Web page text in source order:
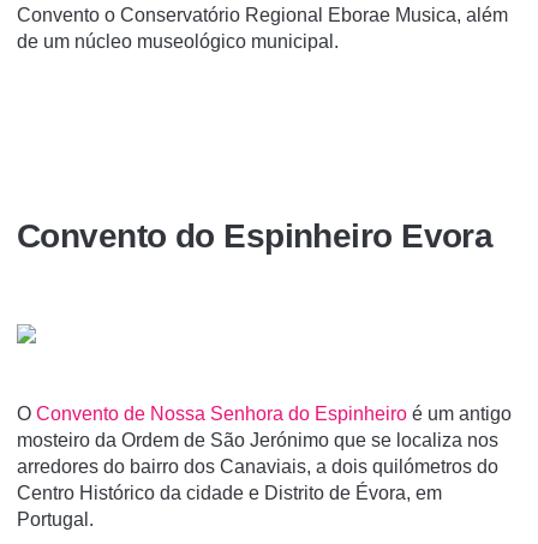
Convento o Conservatório Regional Eborae Musica, além
de um núcleo museológico municipal.
Convento do Espinheiro Evora
O Convento de Nossa Senhora do Espinheiro é um antigo
mosteiro da Ordem de São Jerónimo que se localiza nos
arredores do bairro dos Canaviais, a dois quilómetros do
Centro Histórico da cidade e Distrito de Évora, em
Portugal.